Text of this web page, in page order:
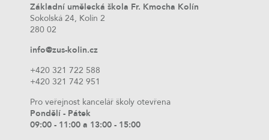
Základní umělecká škola Fr. Kmocha Kolín
Sokolská 24, Kolín 2
280 02
info@zus-kolin.cz
+420 321 722 588
+420 321 742 951
Pro veřejnost kancelář školy otevřena
Pondělí - Pátek
09:00 - 11:00 a 13:00 - 15:00